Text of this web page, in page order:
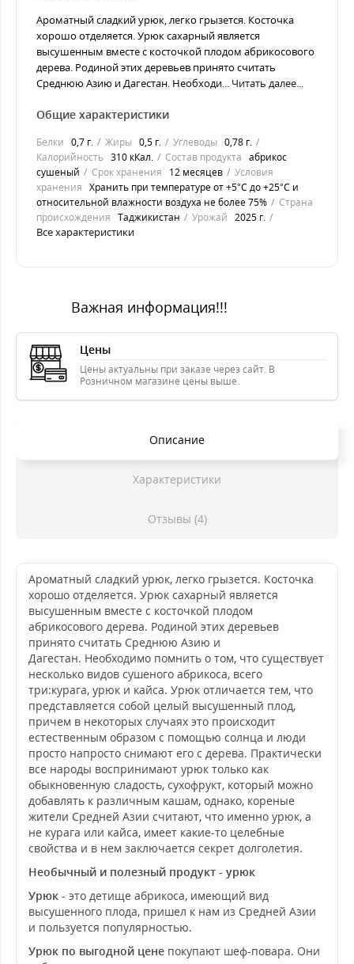
Ароматный сладкий урюк, легко грызется. Косточка
хорошо отделяется. Урюк сахарный является
высушенным вместе с косточкой плодом абрикосового
дерева. Родиной этих деревьев принято считать
Среднюю Азию и Дагестан. Необходи... Читать далее...
Общие характеристики
Белки 0,7 г. Жиры 0,5 г. Углеводы 0,78 г.
Калорийность 310 кКал. Состав продукта абрикос
сушеный
Срок хранения 12 месяцев
Условия
хранения Хранить при температуре от +5°С до +25°С и
относительной влажности воздуха не более 75%
Страна
происхождения Таджикистан Урожай 2025 г.
Все характеристики
Важная информация!!!
Цены
Цены актуальны при заказе через сайт. В
Розничном магазине цены выше.
Описание
Характеристики
Отзывы (4)
Ароматный сладкий урюк, легко грызется. Косточка
хорошо отделяется. Урюк сахарный является
высушенным вместе с косточкой плодом
абрикосового дерева. Родиной этих деревьев
принято считать Среднюю Азию и
Дагестан. Необходимо помнить о том, что существует
несколько видов сушеного абрикоса, всего
три:курага, урюк и кайса. Урюк отличается тем, что
представляется собой целый высушенный плод,
причем в некоторых случаях это происходит
естественным образом с помощью солнца и люди
просто напросто снимают его с дерева. Практически
все народы воспринимают урюк только как
обыкновенную сладость, сухофрукт, который можно
добавлять к различным кашам, однако, кореные
жители Средней Азии считают, что именно урюк, а
не курага или кайса, имеет какие-то целебные
свойства и в нем заключается секрет долголетия.
Необычный и полезный продукт - урюк
Урюк - это детище абрикоса, имеющий вид
высушенного плода, пришел к нам из Средней Азии
и пользуется популярностью.
Урюк по выгодной цене покупают шеф-повара. Они